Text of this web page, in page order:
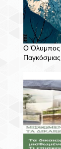
Ο Όλυμπος